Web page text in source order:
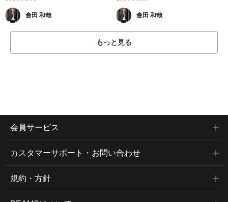
會田 和哉 會田 和哉
もっと見る
会員サービス
カスタマーサポート・お問い合わせ
規約・方針